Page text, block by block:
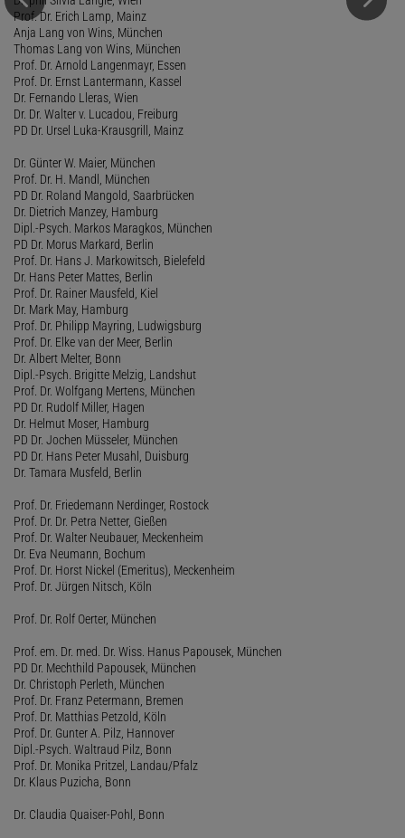
Prof. Dr. Erich Lamp, Mainz
Anja Lang von Wins, München
Thomas Lang von Wins, München
Prof. Dr. Arnold Langenmayr, Essen
Prof. Dr. Ernst Lantermann, Kassel
Dr. Fernando Lleras, Wien
Dr. Dr. Walter v. Lucadou, Freiburg
PD Dr. Ursel Luka-Krausgrill, Mainz
Dr. Günter W. Maier, München
Prof. Dr. H. Mandl, München
PD Dr. Roland Mangold, Saarbrücken
Dr. Dietrich Manzey, Hamburg
Dipl.-Psych. Markos Maragkos, München
PD Dr. Morus Markard, Berlin
Prof. Dr. Hans J. Markowitsch, Bielefeld
Dr. Hans Peter Mattes, Berlin
Prof. Dr. Rainer Mausfeld, Kiel
Dr. Mark May, Hamburg
Prof. Dr. Philipp Mayring, Ludwigsburg
Prof. Dr. Elke van der Meer, Berlin
Dr. Albert Melter, Bonn
Dipl.-Psych. Brigitte Melzig, Landshut
Prof. Dr. Wolfgang Mertens, München
PD Dr. Rudolf Miller, Hagen
Dr. Helmut Moser, Hamburg
PD Dr. Jochen Müsseler, München
PD Dr. Hans Peter Musahl, Duisburg
Dr. Tamara Musfeld, Berlin
Prof. Dr. Friedemann Nerdinger, Rostock
Prof. Dr. Dr. Petra Netter, Gießen
Prof. Dr. Walter Neubauer, Meckenheim
Dr. Eva Neumann, Bochum
Prof. Dr. Horst Nickel (Emeritus), Meckenheim
Prof. Dr. Jürgen Nitsch, Köln
Prof. Dr. Rolf Oerter, München
Prof. em. Dr. med. Dr. Wiss. Hanus Papousek, München
PD Dr. Mechthild Papousek, München
Dr. Christoph Perleth, München
Prof. Dr. Franz Petermann, Bremen
Prof. Dr. Matthias Petzold, Köln
Prof. Dr. Gunter A. Pilz, Hannover
Dipl.-Psych. Waltraud Pilz, Bonn
Prof. Dr. Monika Pritzel, Landau/Pfalz
Dr. Klaus Puzicha, Bonn
Dr. Claudia Quaiser-Pohl, Bonn